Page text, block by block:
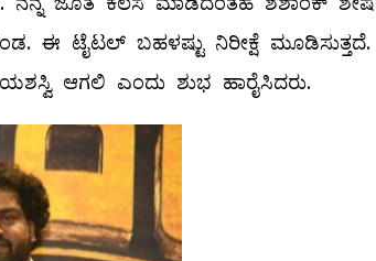
ಈ ಟೈಟಲ್ ಬಹಳಷ್ಟು ನಿರೀಕ್ಷೆ ಮೂಡಿಸುತ್ತದೆ.
ಆಗಲಿ ಎಂದು ಶುಭ ಹಾರೈಸಿದರು.